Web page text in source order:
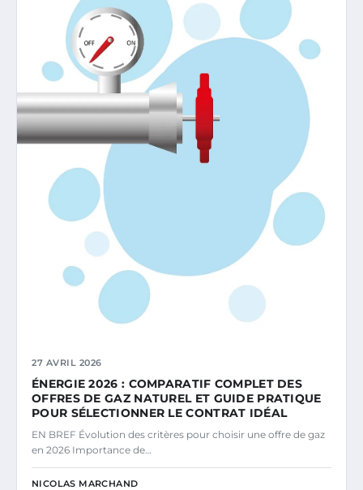
27 AVRIL 2026
ÉNERGIE 2026 : COMPARATIF COMPLET DES
OFFRES DE GAZ NATUREL ET GUIDE PRATIQUE
POUR SÉLECTIONNER LE CONTRAT IDÉAL
EN BREF Évolution des critères pour choisir une offre de gaz
en 2026 Importance de…
NICOLAS MARCHAND